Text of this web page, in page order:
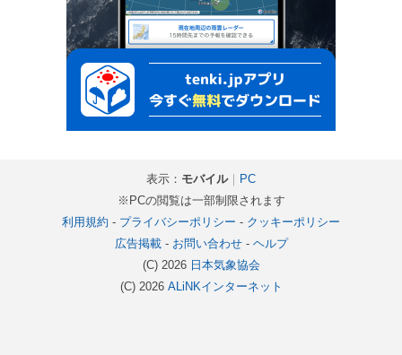
表示： モバイル｜
PC
※PCの閲覧は一部制限されます
利用規約 - プライバシーポリシー - クッキーポリシー
広告掲載- お問い合わせ- ヘルプ
(C) 2026 日本気象協会
(C) 2026 ALiNKインターネット